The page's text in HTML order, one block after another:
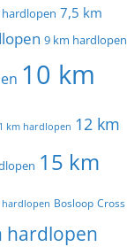
7,5 km
9 km hardlopen
10 km
km hardlopen 12 km
15 km
hardlopen Bosloop Cross
hardlopen